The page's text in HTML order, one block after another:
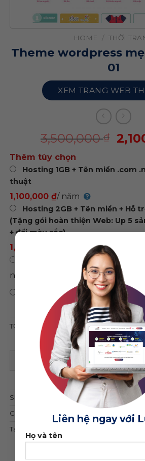
Liên hệ ngay với
Họ và tên
HOME / THỜI
Theme wordpress
01
XEM TRANG WEB
3,500,000₫
Thêm tùy chọn
Hosting 1GB + Tên miền .com
thuật
1,100,000 ₫/ năm
Hosting 2GB + Tên miền + Hỗ
(Tặng gói hoàn thiện Web: Up 5
+ đổi màu sắc)
1,500,000 ₫
Chỉ mua theme, không sử
năm
Bảo hành trọn đời web 0 ₫
TỔNG CỘNG
Theme wordpress mẹ và bé, baby
ĐẶT MUA GIAO
SKU:
Categories: Thời trang Thực phẩm - Thuốc
Tag: